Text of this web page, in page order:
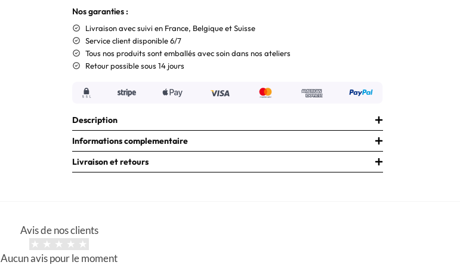
Nos garanties :
Livraisonavec suivi en France, Belgique et Suisse
Service client disponible 6/7
Tous nos produits sont emballés avec soin dans nos ateliers
Retour possible sous 14 jours
Description
Informations complementaire
Livraison et retours
Avis de nos clients
Aucun avis pour le moment